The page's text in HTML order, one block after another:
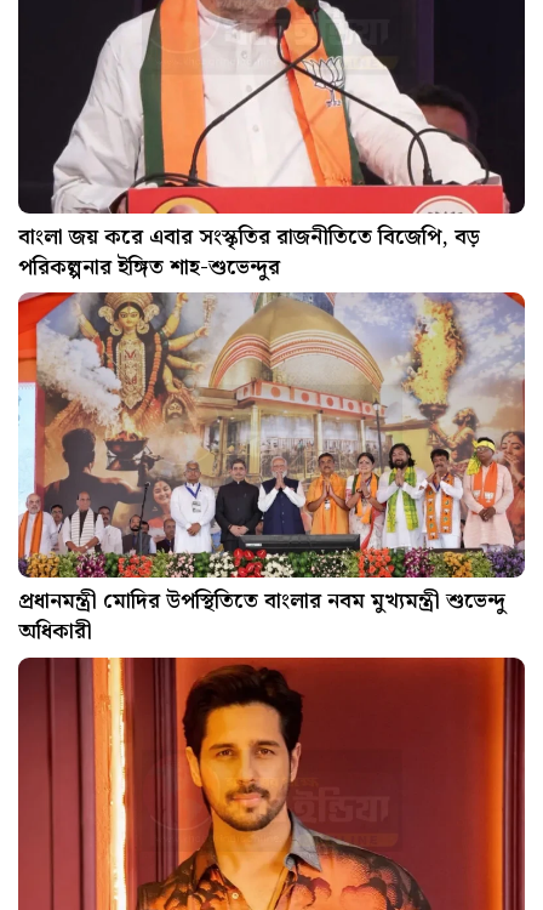
বাংলা জয় করে এবার সংস্কৃতির রাজনীতিতে বিজেপি, বড়
পরিকল্পনার ইঙ্গিত শাহ-শুভেন্দুর
প্রধানমন্ত্রী মোদির উপস্থিতিতে বাংলার নবম মুখ্যমন্ত্রী শুভেন্দু
অধিকারী